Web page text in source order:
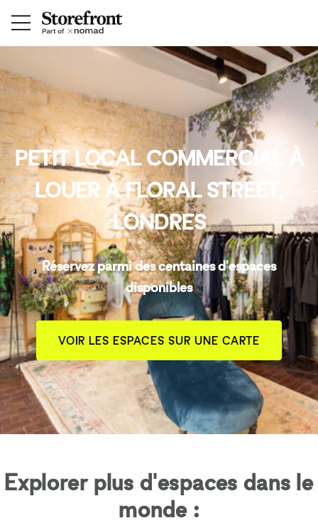
PETIT LOCAL COMMERCIAL À
LOUER À FLORAL STREET,
LONDRES
Réservez parmi des centaines d'espaces
disponibles
VOIR LES ESPACES SUR UNE CARTE
Explorer plus d'espaces dans le
monde :